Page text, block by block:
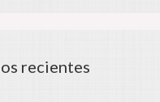
recientes